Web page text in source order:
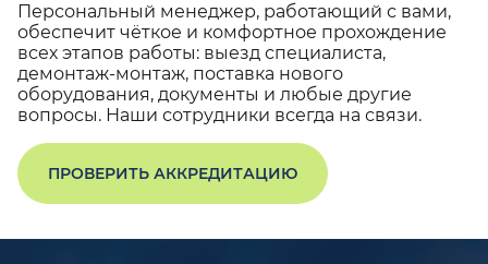
Персональный менеджер, работающий с вами,
обеспечит чёткое и комфортное прохождение
всех этапов работы: выезд специалиста,
демонтаж-монтаж, поставка нового
оборудования, документы и любые другие
вопросы. Наши сотрудники всегда на связи.
ПРОВЕРИТЬ АККРЕДИТАЦИЮ